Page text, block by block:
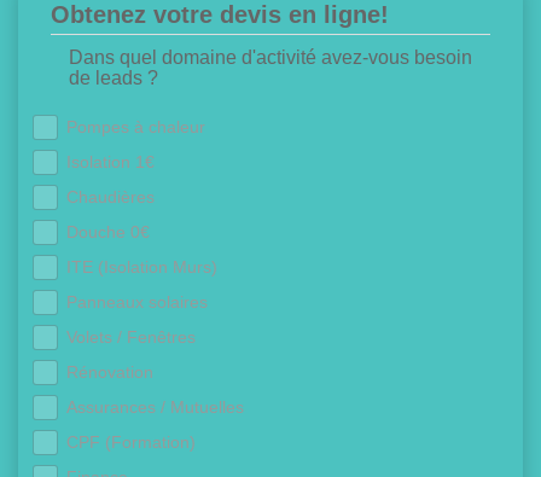
Obtenez votre devis en ligne!
Dans quel domaine d'activité avez-vous besoin
de leads ?
Pompes à chaleur
Isolation 1€
Chaudières
Douche 0€
ITE (Isolation Murs)
Panneaux solaires
Volets / Fenêtres
Rénovation
Assurances / Mutuelles
CPF (Formation)